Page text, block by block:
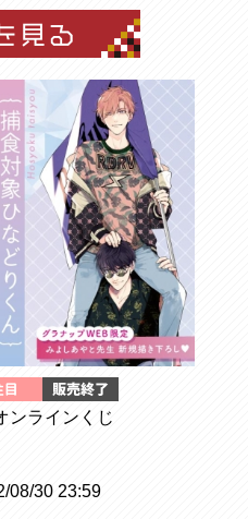
ンラインくじ
08/30 23:59